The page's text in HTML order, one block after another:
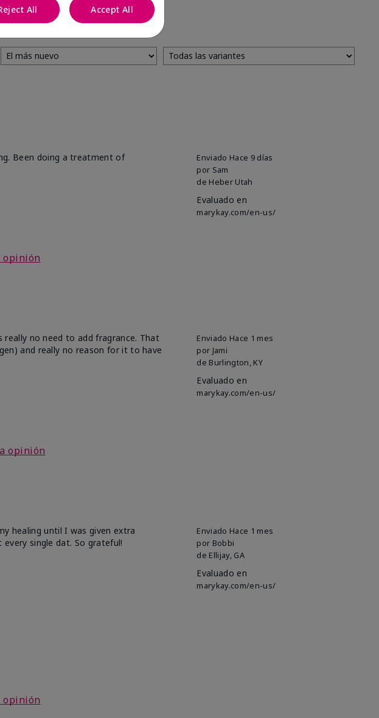
Enviado Hace 9 días
por Sam
de Heber Utah
Evaluado en
marykay.com/en-us/
Been doing a treatment of
opinión
Enviado Hace 1 mes
por Jami
de Burlington, KY
Evaluado en
marykay.com/en-us/
really no need to add fragrance. That
and really no reason for it to have
opinión
Enviado Hace 1 mes
por Bobbi
de Ellijay, GA
Evaluado en
marykay.com/en-us/
healing until I was given extra
single dat. So grateful!
opinión
All Accept All